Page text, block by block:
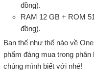
đồng).
RAM 12 GB + ROM
đồng).
Bạn thế như thế nào về
phẩm đáng mua trong
chúng mình biết với nhé!